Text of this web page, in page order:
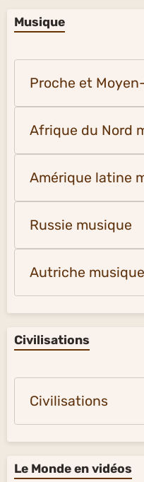
Musique
Proche et
Afrique du Nord
Amérique latine
Russie musique
Autriche musique
Civilisations
Civilisations
Le Monde en vidéos